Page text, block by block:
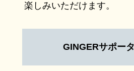
楽しみいただけます。
GINGERサポー